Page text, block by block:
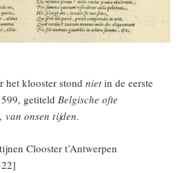
het klooster stond nietin de eerste
getiteld Belgische ofte
van onsen tijden.
Clooster t’Antwerpen